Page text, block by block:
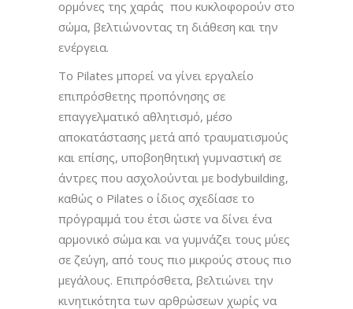
ορμόνες της χαράς που κυκλοφορούν στο
σώμα, βελτιώνοντας τη διάθεση και την
ενέργεια.
Το Pilates μπορεί να γίνει εργαλείο
επιπρόσθετης προπόνησης σε
επαγγελματικό αθλητισμό, μέσο
αποκατάστασης μετά από τραυματισμούς
και επίσης, υποβοηθητική γυμναστική σε
άντρες που ασχολούνται με bodybuilding,
καθώς ο Pilates ο ίδιος σχεδίασε το
πρόγραμμά του έτσι ώστε να δίνει ένα
αρμονικό σώμα και να γυμνάζει τους μύες
σε ζεύγη, από τους πιο μικρούς στους πιο
μεγάλους. Επιπρόσθετα, βελτιώνει την
κινητικότητα των αρθρώσεων χωρίς να